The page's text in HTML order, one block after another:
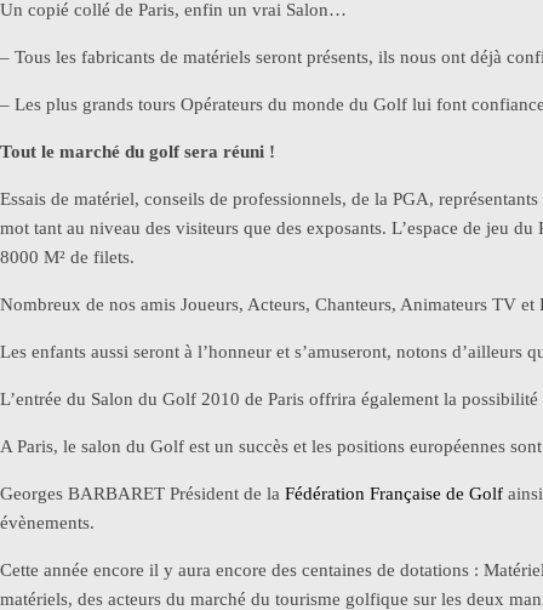
Un copié collé de Paris, enfin un vrai Salon…
– Tous les fabricants de matériels seront présents, ils nous ont déjà
– Les plus grands tours Opérateurs du monde du Golf lui font
Tout le marché du golf sera réuni !
Essais de matériel, conseils de professionnels, de la PGA,
mot tant au niveau des visiteurs que des exposants. L’espace de jeu
8000 M² de filets.
Nombreux de nos amis Joueurs, Acteurs, Chanteurs, Animateurs TV
Les enfants aussi seront à l’honneur et s’amuseront, notons
L’entrée du Salon du Golf 2010 de Paris offrira également la
A Paris, le salon du Golf est un succès et les positions européennes
Georges BARBARET Président de la Fédération Française de Golf
évènements.
Cette année encore il y aura encore des centaines de dotations :
matériels, des acteurs du marché du tourisme golfique sur les deux